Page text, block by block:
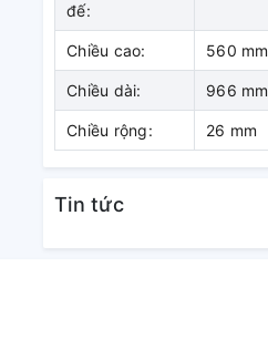
đế:
Chiều cao: 560 mm
Chiều dài: 966 mm
Chiều rộng: 26 mm
Tin tức